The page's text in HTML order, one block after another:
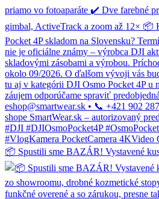
📦 Spustili sme BAZÁR! Vystavené